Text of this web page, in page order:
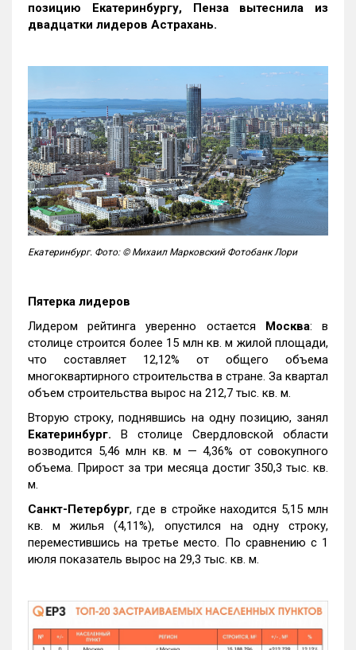
позицию Екатеринбургу, Пенза вытеснила из
двадцатки лидеров Астрахань.
Екатеринбург. Фото: © Михаил Марковский Фотобанк Лори
Пятерка лидеров
Лидером рейтинга уверенно остается Москва: в
столице строится более 15 млн кв. м жилой площади,
что составляет 12,12% от общего объема
многоквартирного строительства в стране. За квартал
объем строительства вырос на 212,7 тыс. кв. м.
Вторую строку, поднявшись на одну позицию, занял
Екатеринбург. В столице Свердловской области
возводится 5,46 млн кв. м — 4,36% от совокупного
объема. Прирост за три месяца достиг 350,3 тыс. кв.
м.
Санкт-Петербург, где в стройке находится 5,15 млн
кв. м жилья (4,11%), опустился на одну строку,
переместившись на третье место. По сравнению с 1
июля показатель вырос на 29,3 тыс. кв. м.